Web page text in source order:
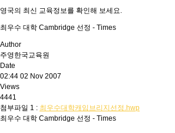
영국의 최신 교육정보를 확인해 보세요.
최우수 대학 Cambridge 선정 - Times
Author
주영한국교육원
Date
02:44 02 Nov 2007
Views
4441
첨부파일 1 : 최우수대학캐임브리지선정.hwp
최우수 대학 Cambridge 선정 - Times